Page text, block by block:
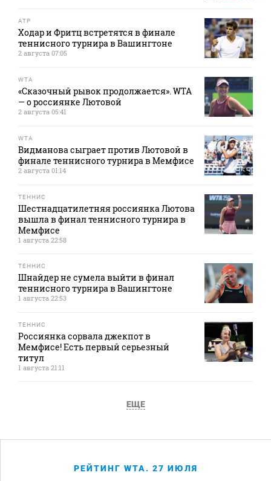
ATP
Ходар и Фритц встретятся в финале
теннисного турнира в Вашингтоне
2 августа 07:05
WTA
«Сказочный рывок продолжается». WTA
— о россиянке Лютовой
2 августа 05:41
WTA
Видманова сыграет против Лютовой в
финале теннисного турнира в Мемфисе
2 августа 01:14
ТЕННИС
Шестнадцатилетняя россиянка Лютова
вышла в финал теннисного турнира в
Мемфисе
1 августа 22:58
ТЕННИС
Шнайдер не сумела выйти в финал
теннисного турнира в Вашингтоне
1 августа 22:53
ТЕННИС
Россиянка сорвала джекпот в
Мемфисе! Есть первый серьезный
титул
1 августа 21:11
ЕЩЕ
РЕЙТИНГ WTA. 27 ИЮЛЯ